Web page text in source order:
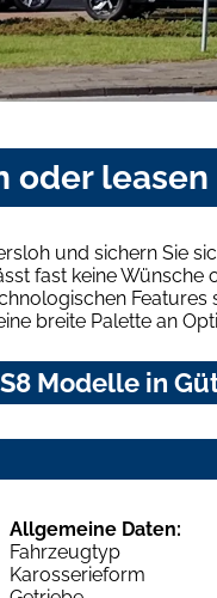
oder leasen
und sichern Sie
fast keine Wünsche
breite Palette an
Modelle in
Allgemeine Daten:
Fahrzeugtyp
Karosserieform